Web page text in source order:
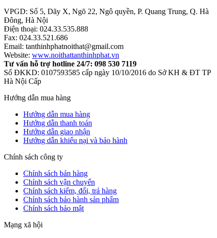
VPGD: Số 5, Dãy X, Ngõ 22, Ngô quyền, P. Quang Trung, Q. Hà
Đông, Hà Nội
Điện thoại: 024.33.535.888
Fax: 024.33.521.686
Email: tanthinhphatnoithat@gmail.com
Website: www.noithattanthinhphat.vn
Tư vấn hỗ trợ hotline 24/7: 098 530 7119
Số ĐKKD: 0107593585 cấp ngày 10/10/2016 do Sở KH & ĐT TP
Hà Nội Cấp
Hướng dẫn mua hàng
Hướng dẫn mua hàng
Hướng dẫn thanh toán
Hướng dẫn giao nhận
Hướng dẫn khiếu nại và bảo hành
Chính sách công ty
Chính sách bán hàng
Chính sách vận chuyển
Chính sách kiểm, đổi, trả hàng
Chính sách bảo hành sản phẩm
Chính sách bảo mật
Mạng xã hội